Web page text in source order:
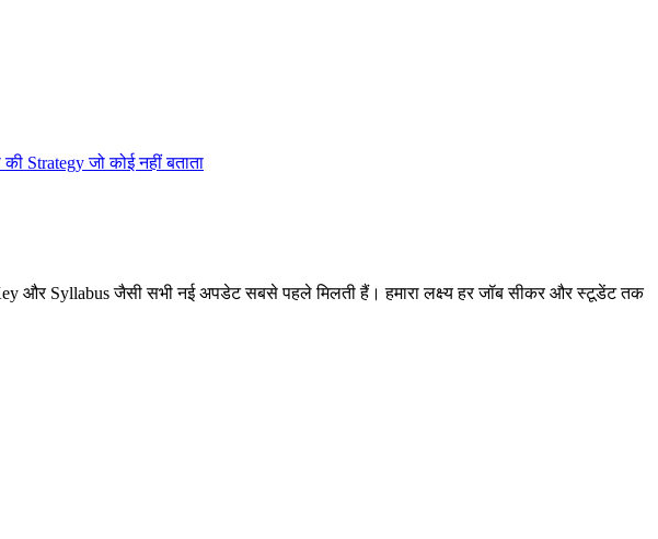
Strategy जो कोई नहीं बताता
और Syllabus जैसी सभी नई अपडेट सबसे पहले मिलती हैं। हमारा लक्ष्य हर जॉब सीकर और स्टूडेंट तक